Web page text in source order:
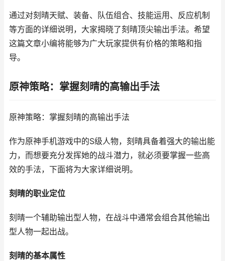
通过对刻晴天赋、装备、队伍组合、技能运用、反应机制
等方面的详细说明，大家揭晓了刻晴顶尖输出手法。希望
这篇文章小编将能够为广大玩家提供有价格的策略和指
导。
原神策略：掌握刻晴的高输出手法
原神策略：掌握刻晴的高输出手法
作为原神手机游戏中的S级人物，刻晴具备着强大的输出能
力，而想要充分发挥她的战斗潜力，就必须要掌握一些高
效的手法，下面将为大家详细说明。
刻晴的职业定位
刻晴一个辅助输出型人物，在战斗中通常会组合其他输出
型人物一起出战。
刻晴的基本属性